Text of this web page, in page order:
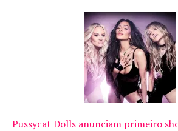
Pussycat Dolls anunciam primeiro